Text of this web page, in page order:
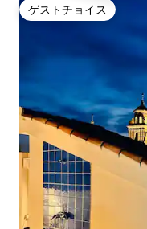
ゲストチョイス
ゲストチョイス